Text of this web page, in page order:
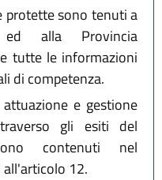
protette sono tenuti a
alla Provincia
tutte le informazioni
di competenza.
e gestione
gli esiti del
contenuti nel
12.